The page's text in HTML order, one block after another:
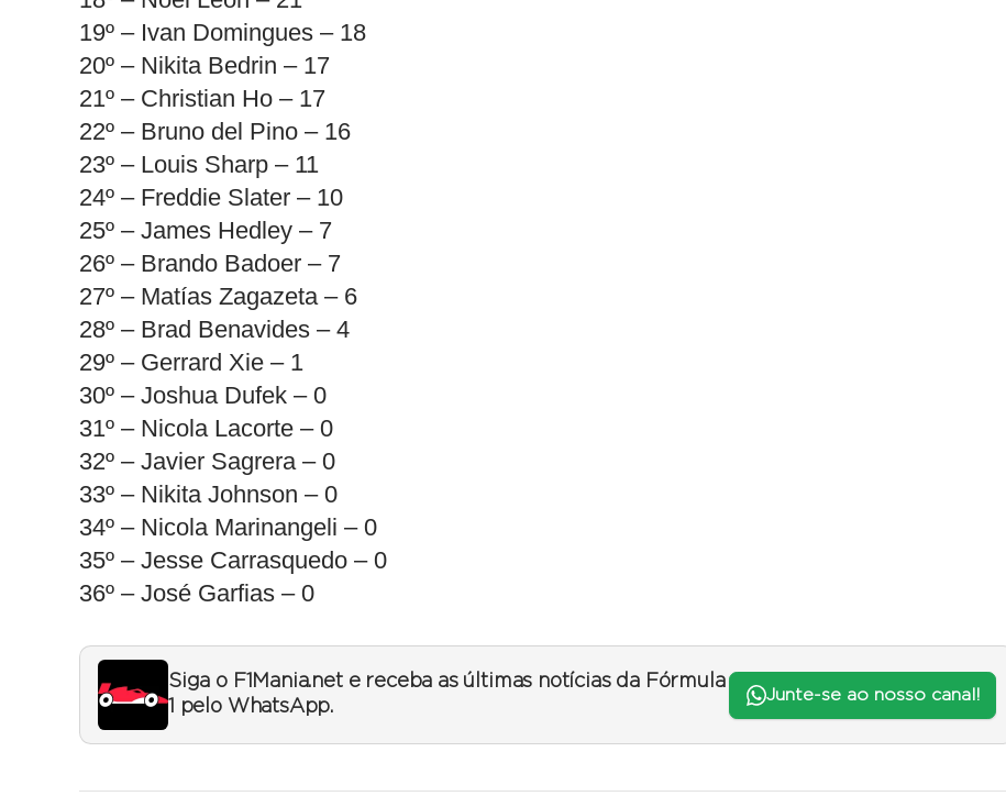
19º – Ivan Domingues – 18
20º – Nikita Bedrin – 17
21º – Christian Ho – 17
22º – Bruno del Pino – 16
23º – Louis Sharp – 11
24º – Freddie Slater – 10
25º – James Hedley – 7
26º – Brando Badoer – 7
27º – Matías Zagazeta – 6
28º – Brad Benavides – 4
29º – Gerrard Xie – 1
30º – Joshua Dufek – 0
31º – Nicola Lacorte – 0
32º – Javier Sagrera – 0
33º – Nikita Johnson – 0
34º – Nicola Marinangeli – 0
35º – Jesse Carrasquedo – 0
36º – José Garfias – 0
Siga o F1Mania.net e receba as últimas notícias da Fórmula
1 pelo WhatsApp.
Junte-se ao nosso canal!